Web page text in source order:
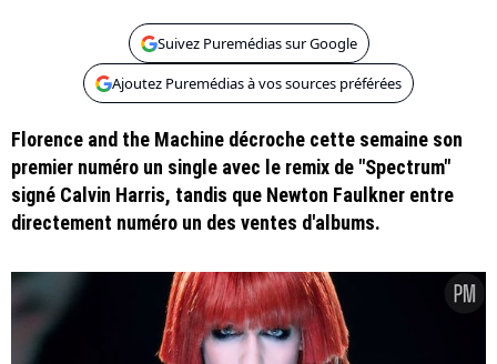
Suivez Puremédias sur Google
Ajoutez Puremédias à vos sources préférées
Florence and the Machine décroche cette semaine son
premier numéro un single avec le remix de "Spectrum"
signé Calvin Harris, tandis que Newton Faulkner entre
directement numéro un des ventes d'albums.